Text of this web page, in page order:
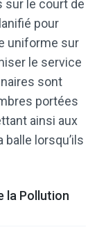
sur le court de
pour
uniforme sur
le service
sont
portées
ainsi aux
lorsqu’ils
la Pollution